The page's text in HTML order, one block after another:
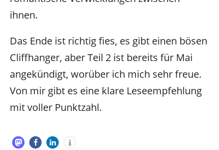
ihnen.
Das Ende ist richtig fies, es gibt einen bösen
Cliffhanger, aber Teil 2 ist bereits für Mai
angekündigt, worüber ich mich sehr freue.
Von mir gibt es eine klare Leseempfehlung
mit voller Punktzahl.